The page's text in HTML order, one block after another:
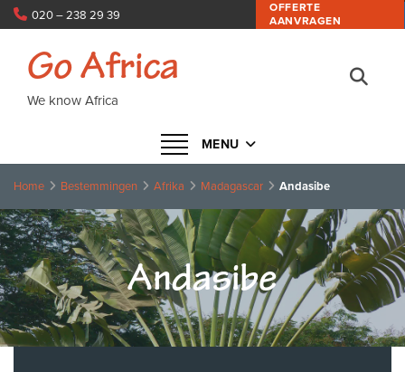
OFFERTE
AANVRAGEN
020 – 238 29 39
Navigatie in- of uitklappen
MENU
Go Africa
We know Africa
Home Bestemmingen Afrika Madagascar Andasibe
Andasibe